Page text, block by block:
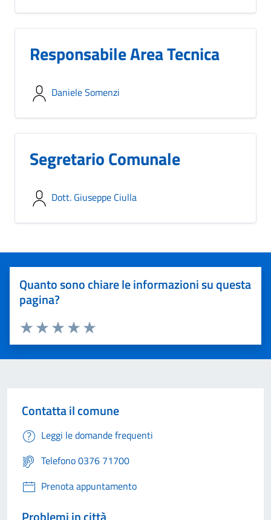
Responsabile Area Tecnica
Daniele Somenzi
Segretario Comunale
Dott. Giuseppe Ciulla
Quanto sono chiare le informazioni su questa
pagina?
Valuta 5 stelle su 5
Valuta 4 stelle su 5
Valuta 3 stelle su 5
Valuta 2 stelle su 5
Valuta 1 stelle su 5
Contatta il comune
Leggi le domande frequenti
Telefono 0376 71700
Prenota appuntamento